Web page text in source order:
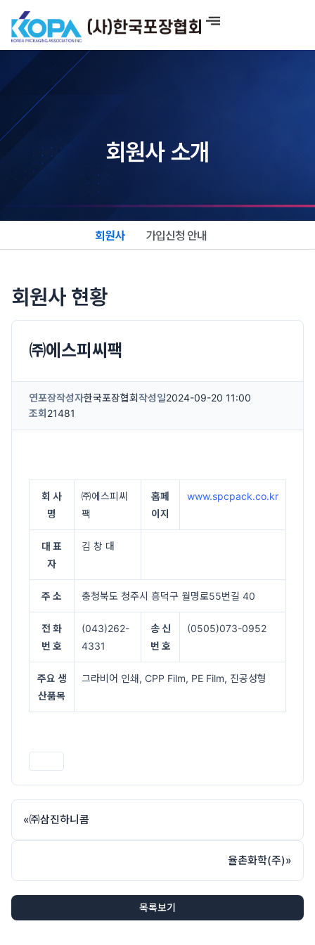
너
회원사 소개
회원사 가입신청 안내
회원사 현황
㈜에스피씨팩
연포장작성자한국포장협회작성일2024-09-20 11:00
조회 21481
회 사
명
㈜에스피씨
팩
홈페
이지
www.spcpack.co.kr
대 표
자
김 창 대
주 소 충청북도 청주시 흥덕구 월명로55번길 40
전 화
번 호
(043)262-
4331
송 신
번 호
(0505)073-0952
주요 생
산품목
그라비어 인쇄, CPP Film, PE Film, 진공성형
«㈜삼진하니콤
율촌화학(주)»
목록보기